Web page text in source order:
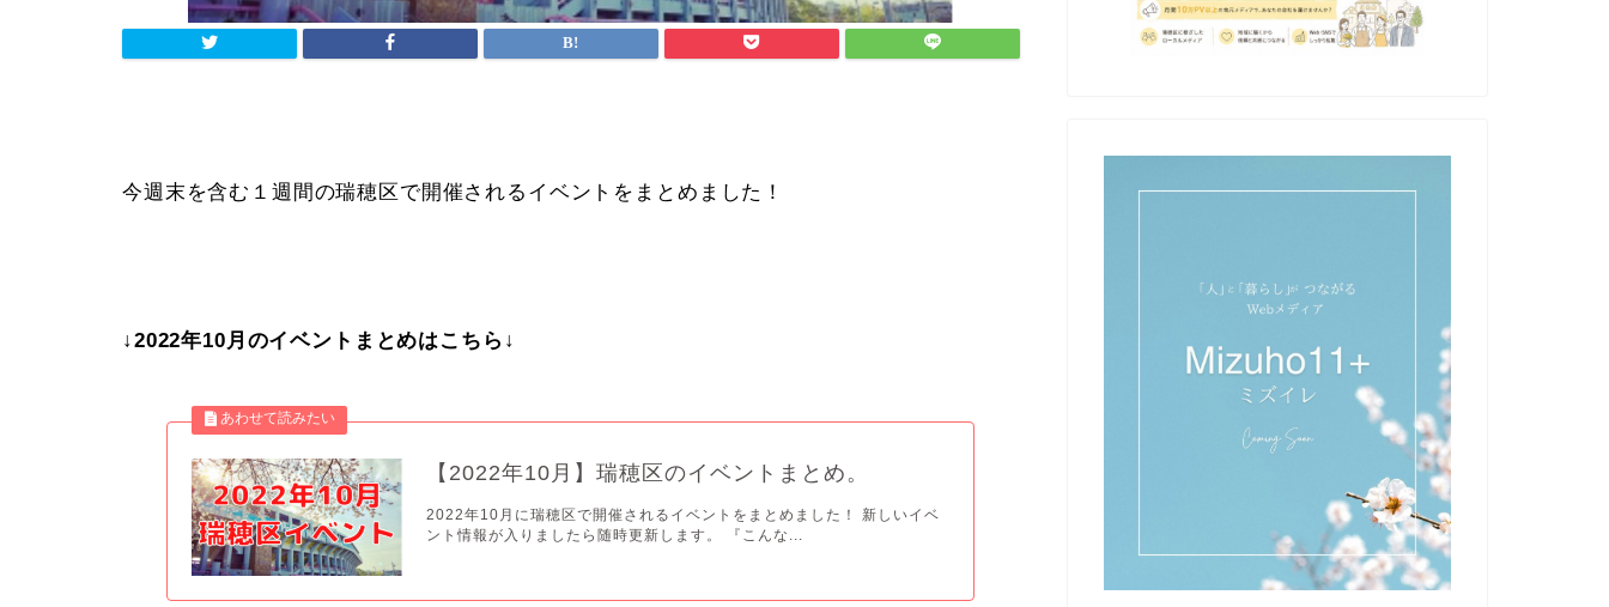
今週末を含む１週間の瑞穂区で開催されるイベントをまとめました！
↓2022年10月のイベントまとめはこちら↓
【2022年10月】瑞穂区のイベントまとめ。
2022年10月に瑞穂区で開催されるイベントをまとめました！ 新しいイベ
ント情報が入りましたら随時更新します。 『こんな...